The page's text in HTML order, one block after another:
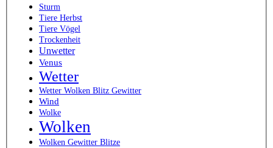
Sturm
Tiere Herbst
Tiere Vögel
Trockenheit
Unwetter
Venus
Wetter
Wetter Wolken Blitz Gewitter
Wind
Wolke
Wolken
Wolken Gewitter Blitze